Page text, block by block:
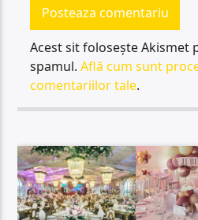
Acest sit folosește Akismet
spamul.Află cum sunt
comentariilor tale.